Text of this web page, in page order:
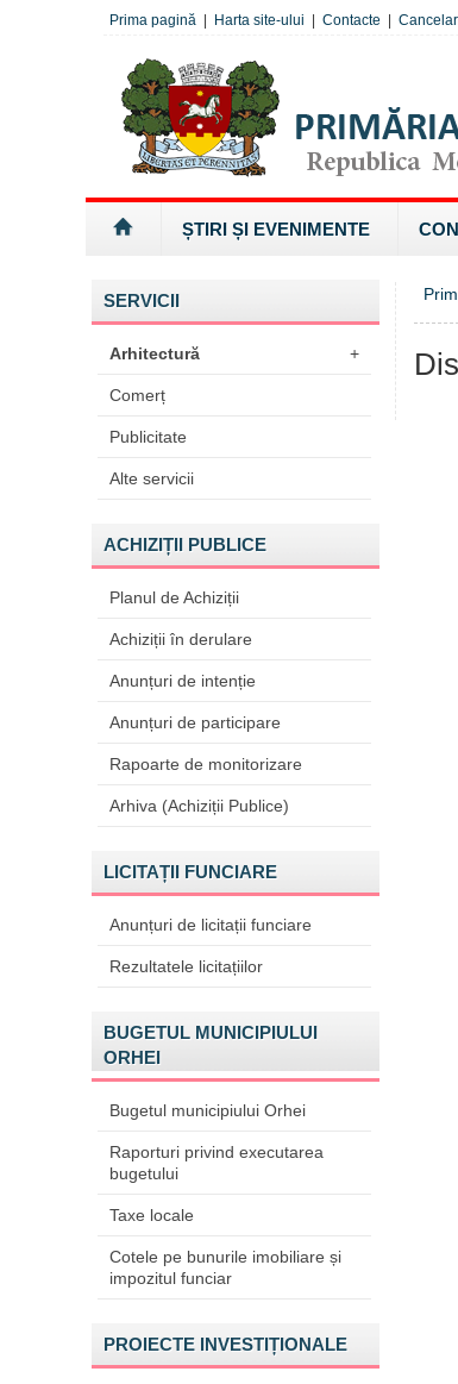
Prima pagină Harta site-ului Contacte
ȘTIRI ȘI EVENIMENTE
SERVICII
Arhitectură +
Comerț
Publicitate
Alte servicii
ACHIZIȚII PUBLICE
Planul de Achiziții
Achiziții în derulare
Anunțuri de intenție
Anunțuri de participare
Rapoarte de monitorizare
Arhiva (Achiziții Publice)
LICITAȚII FUNCIARE
Anunțuri de licitații funciare
Rezultatele licitațiilor
BUGETUL MUNICIPIULUI
ORHEI
Bugetul municipiului Orhei
Raporturi privind executarea
bugetului
Taxe locale
Cotele pe bunurile imobiliare și
impozitul funciar
PROIECTE INVESTIȚIONALE